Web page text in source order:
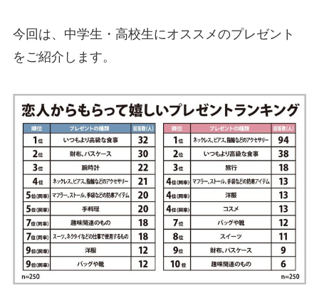
今回は、中学生・高校生にオススメのプレゼント
をご紹介します。